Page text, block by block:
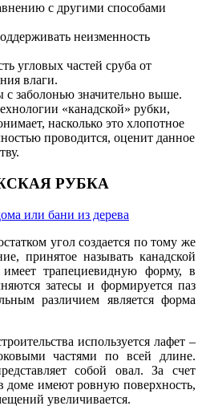
с другими способами
неизменность
угловых частей сруба от
влаги.
с заболонью значительно выше.
«канадской» рубки,
насколько это хлопотное
проводится, оценит данное
РУБКА
угол создается по тому же
принятое называть канадской
трапециевидную форму, в
затесы и формируется паз
различием является форма
используется лафет –
частями по всей длине.
собой овал. За счет
доме имеют ровную поверхность,
увеличивается.